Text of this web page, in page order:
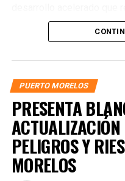
corredor que se
importantes del estado.
para habitantes,
nuevas cámaras
tecnológica que permite
distintos puntos de esta
PUERTO MORELOS
PRESENTA
PELIGROS Y
MORELOS